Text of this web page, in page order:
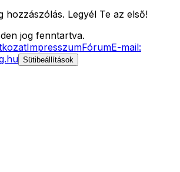
hozzászólás. Legyél Te az első!
jog fenntartva.
ImpresszumFórumE-mail:
Sütibeállítások